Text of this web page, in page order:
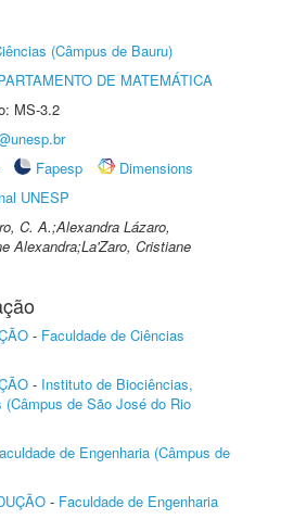
(Câmpus de Bauru)
DE MATEMÁTICA
MS-3.2
Fapesp
Dimensions
UNESP
C. A.;Alexandra Lázaro,
Alexandra;La'Zaro, Cristiane
- Faculdade de Ciências
- Instituto de Biociências,
de São José do Rio
de Engenharia (Câmpus de
- Faculdade de Engenharia